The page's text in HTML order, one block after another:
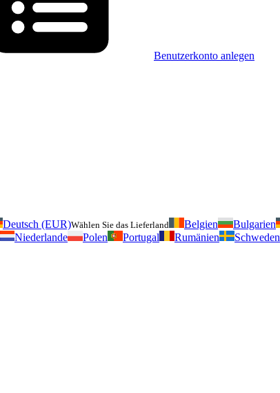
Benutzerkonto anlegen
Deutsch (EUR)Wählen Sie das Lieferland Belgien Bulgarien
Niederlande Polen Portugal Rumänien Schweden